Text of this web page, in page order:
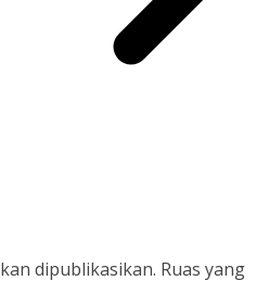
dipublikasikan. Ruas yang